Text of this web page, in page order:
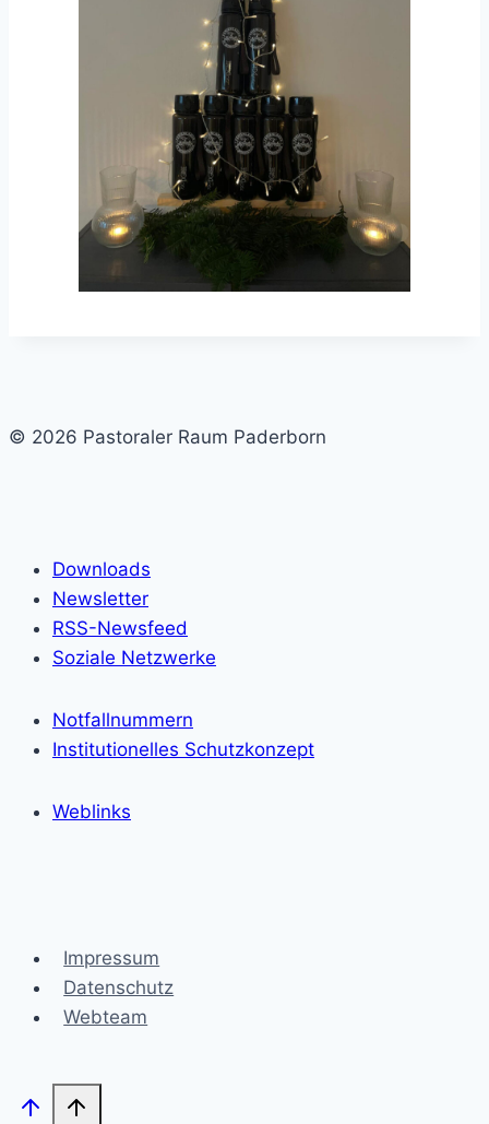
© 2026 Pastoraler Raum Paderborn
Downloads
Newsletter
RSS-Newsfeed
Soziale Netzwerke
Notfallnummern
Institutionelles Schutzkonzept
Weblinks
Impressum
Datenschutz
Webteam